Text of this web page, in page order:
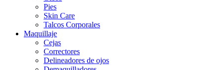
Pies
Skin Care
Talcos Corporales
Maquillaje
Cejas
Correctores
Delineadores de ojos